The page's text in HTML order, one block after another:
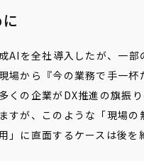
AIを全社導入したが、一部
場から『今の業務で手一杯
くの企業がDX推進の旗振
すが、このような「現場の
」に直面するケースは後を